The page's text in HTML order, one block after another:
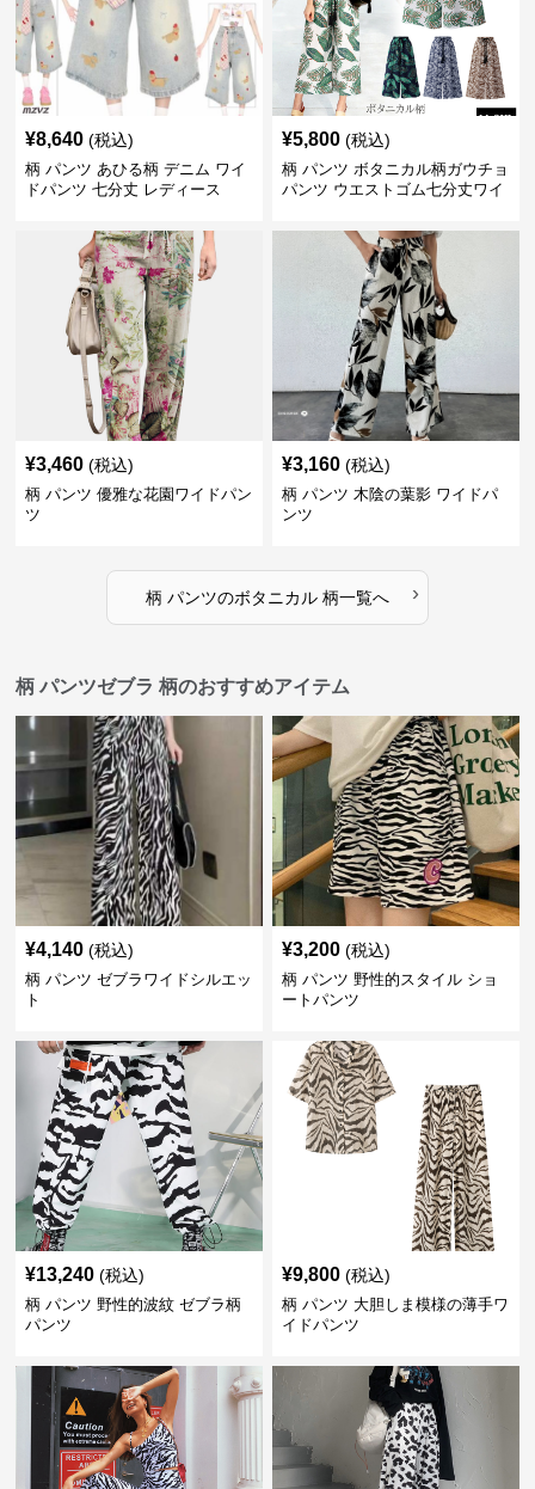
¥8,640 (税込)
柄 パンツ あひる柄 デニム ワイ
ドパンツ 七分丈 レディース
¥5,800 (税込)
柄 パンツ ボタニカル柄ガウチョ
パンツ ウエストゴム七分丈ワイ
¥3,460 (税込)
柄 パンツ 優雅な花園ワイドパン
ツ
¥3,160 (税込)
柄 パンツ 木陰の葉影 ワイドパ
ンツ
柄 パンツのボタニカル 柄一覧へ ›
柄 パンツゼブラ 柄のおすすめアイテム
¥4,140 (税込)
柄 パンツ ゼブラワイドシルエッ
ト
¥3,200 (税込)
柄 パンツ 野性的スタイル ショ
ートパンツ
¥13,240 (税込)
柄 パンツ 野性的波紋 ゼブラ柄
パンツ
¥9,800 (税込)
柄 パンツ 大胆しま模様の薄手ワ
イドパンツ